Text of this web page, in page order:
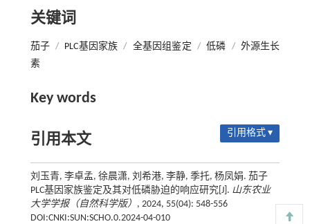
关键词
茄子 / PLC基因家族 / 全基因组鉴定 / 低磷 / 外源生长
素
Key words
引用本文 引用格式 ▾
刘玉青, 李卓孟, 徐晨潇, 刘希港, 李静, 季托, 杨凤娟. 茄子
PLC基因家族鉴定及其对低磷胁迫的响应研究[J]. 山东农业
大学学报（自然科学版） , 2024, 55(04): 548-556
DOI:CNKI:SUN:SCHO.0.2024-04-010